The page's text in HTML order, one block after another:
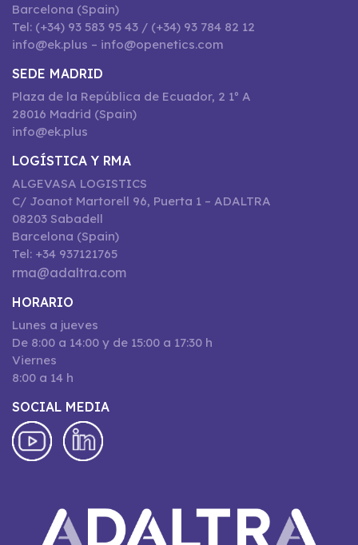
Barcelona (Spain)
Tel: (+34) 93 583 95 43 / (+34) 93 784 82 12
info@ek.plus – info@openetics.com
SEDE MADRID
Plaza de la República de Ecuador, 2 1º A
28016 Madrid (Spain)
info@ek.plus
LOGÍSTICA Y RMA
ALGEVASA LOGISTICS
C/ Joanot Martorell 96, Puerta 1 – ADALTRA
08203 Sabadell
Barcelona (Spain)
Tel: +34 937121765
rma@adaltra.com
HORARIO
Lunes a jueves
De 8:00 a 14:00 y de 15:00 a 17:30 h
Viernes
8:00 a 14 h
SOCIAL MEDIA